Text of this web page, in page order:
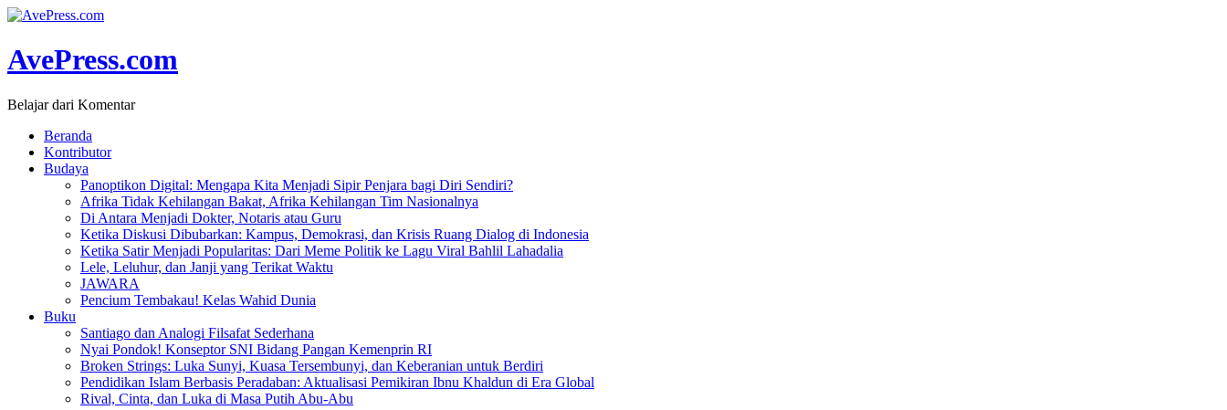
AvePress.com
Belajar dari Komentar
Beranda
Kontributor
Budaya
Panoptikon Digital: Mengapa Kita Menjadi Sipir Penjara bagi Diri Sendiri?
Afrika Tidak Kehilangan Bakat, Afrika Kehilangan Tim Nasionalnya
Di Antara Menjadi Dokter, Notaris atau Guru
Ketika Diskusi Dibubarkan: Kampus, Demokrasi, dan Krisis Ruang Dialog di Indonesia
Ketika Satir Menjadi Popularitas: Dari Meme Politik ke Lagu Viral Bahlil Lahadalia
Lele, Leluhur, dan Janji yang Terikat Waktu
JAWARA
Pencium Tembakau! Kelas Wahid Dunia
Buku
Santiago dan Analogi Filsafat Sederhana
Nyai Pondok! Konseptor SNI Bidang Pangan Kemenprin RI
Broken Strings: Luka Sunyi, Kuasa Tersembunyi, dan Keberanian untuk Berdiri
Pendidikan Islam Berbasis Peradaban: Aktualisasi Pemikiran Ibnu Khaldun di Era Global
Rival, Cinta, dan Luka di Masa Putih Abu-Abu